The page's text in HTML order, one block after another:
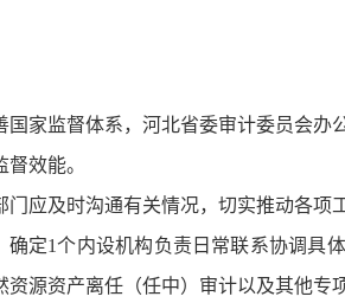
家监督体系，河北省委审计委员会办
效能。
应及时沟通有关情况，切实推动各项
定1个内设机构负责日常联系协调具
源资产离任（任中）审计以及其他专